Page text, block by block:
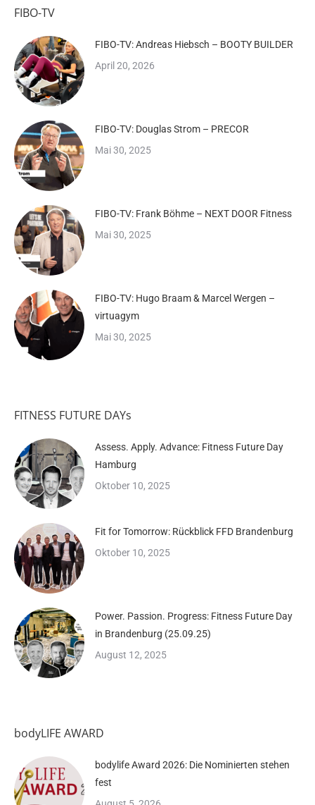
FIBO-TV
FIBO-TV: Andreas Hiebsch – BOOTY BUILDER
April 20, 2026
FIBO-TV: Douglas Strom – PRECOR
Mai 30, 2025
FIBO-TV: Frank Böhme – NEXT DOOR Fitness
Mai 30, 2025
FIBO-TV: Hugo Braam & Marcel Wergen –
virtuagym
Mai 30, 2025
FITNESS FUTURE DAYs
Assess. Apply. Advance: Fitness Future Day
Hamburg
Oktober 10, 2025
Fit for Tomorrow: Rückblick FFD Brandenburg
Oktober 10, 2025
Power. Passion. Progress: Fitness Future Day
in Brandenburg (25.09.25)
August 12, 2025
bodyLIFE AWARD
bodylife Award 2026: Die Nominierten stehen
fest